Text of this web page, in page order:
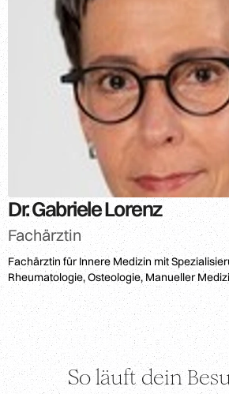
Dr. Gabriele Lorenz
Fachärztin
Fachärztin für Innere Medizin mit
Rheumatologie, Osteologie, Manueller
So läuft dein